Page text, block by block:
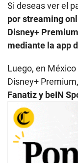
Si deseas ver el
por streaming
Disney+
mediante la app
Luego, en
Disney+
Fanatiz y beIN